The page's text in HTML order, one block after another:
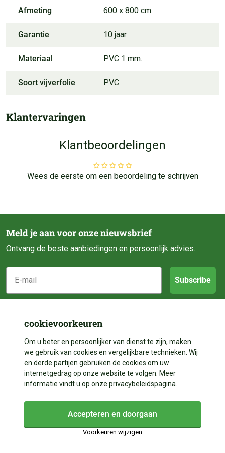
In winkelwagen
Afmeting 600 x 800 cm.
Garantie 10 jaar
Materiaal PVC 1 mm.
Soort vijverfolie PVC
Klantervaringen
Klantbeoordelingen
Wees de eerste om een beoordeling te schrijven
Meld je aan voor onze nieuwsbrief
Ontvang de beste aanbiedingen en persoonlijk advies.
E-mail
Subscribe
Klantenservice
Over ons
Contact
Betalen
Bezorgen
Categorieën
Vijveraanleg
Vijverdecoratie
Vijveronderdelen
Volg ons
+31 528 204 023
+31 528 204 023
cookievoorkeuren
Om u beter en persoonlijker van dienst te zijn, maken
we gebruik van cookies en vergelijkbare technieken. Wij
en derde partijen gebruiken de cookies om uw
internetgedrag op onze website te volgen. Meer
informatie vindt u op onze privacybeleidspagina.
Voorkeuren wijzigen
Accepteren en doorgaan